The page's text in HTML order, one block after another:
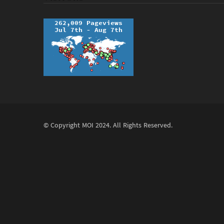
© Copyright MOI 2024. All Rights Reserved.